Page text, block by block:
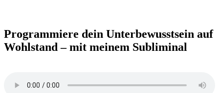
Programmiere dein Unterbewusstsein auf
Wohlstand – mit meinem Subliminal